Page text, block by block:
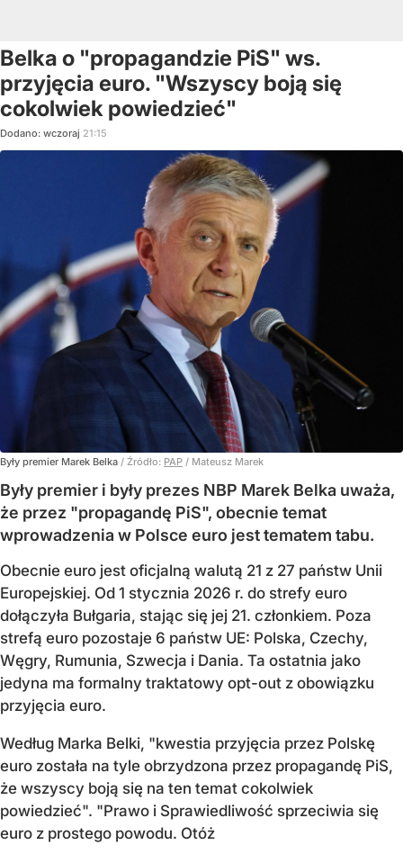
Belka o "propagandzie PiS" ws.
przyjęcia euro. "Wszyscy boją się
cokolwiek powiedzieć"
Dodano: wczoraj 21:15
Były premier Marek Belka / Źródło: PAP / Mateusz Marek
Były premier i były prezes NBP Marek Belka uważa,
że przez "propagandę PiS", obecnie temat
wprowadzenia w Polsce euro jest tematem tabu.
Obecnie euro jest oficjalną walutą 21 z 27 państw Unii
Europejskiej. Od 1 stycznia 2026 r. do strefy euro
dołączyła Bułgaria, stając się jej 21. członkiem. Poza
strefą euro pozostaje 6 państw UE: Polska, Czechy,
Węgry, Rumunia, Szwecja i Dania. Ta ostatnia jako
jedyna ma formalny traktatowy opt-out z obowiązku
przyjęcia euro.
Według Marka Belki, "kwestia przyjęcia przez Polskę
euro została na tyle obrzydzona przez propagandę PiS,
że wszyscy boją się na ten temat cokolwiek
powiedzieć". "Prawo i Sprawiedliwość sprzeciwia się
euro z prostego powodu. Otóż